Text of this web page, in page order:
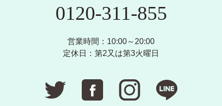
0120-311-855
営業時間：10:00～20:00
定休日：第2又は第3火曜日